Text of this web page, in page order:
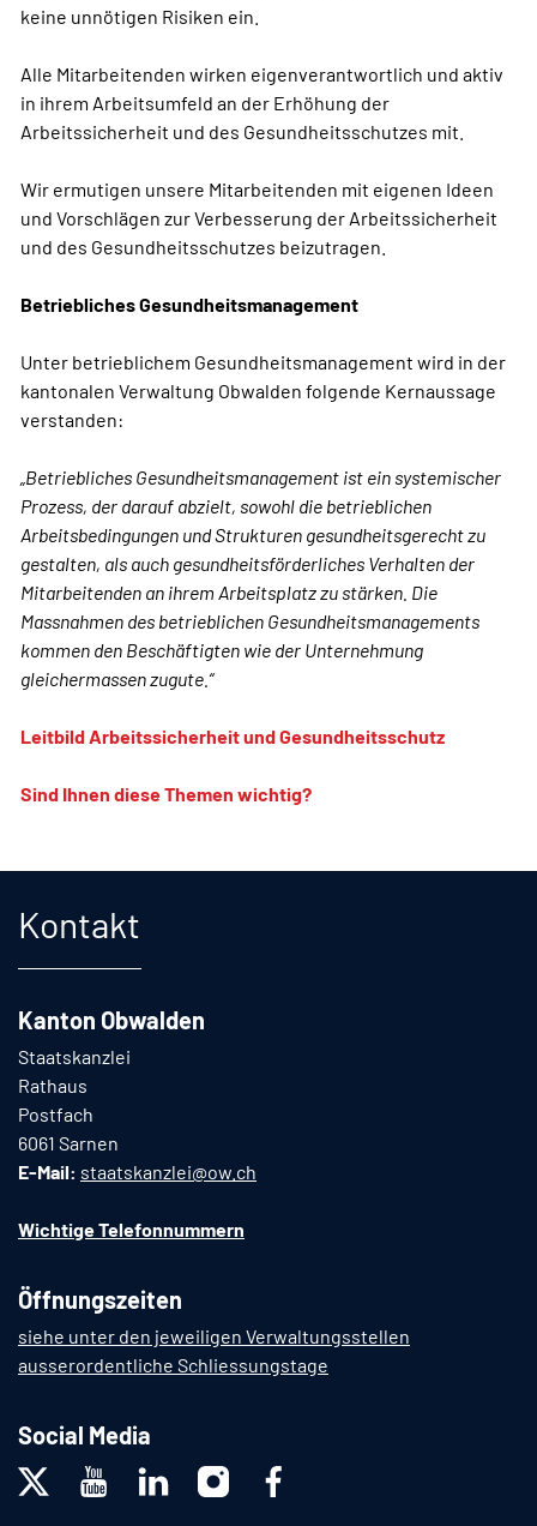
keine unnötigen Risiken ein.
Alle Mitarbeitenden wirken eigenverantwortlich und aktiv
in ihrem Arbeitsumfeld an der Erhöhung der
Arbeitssicherheit und des Gesundheitsschutzes mit.
Wir ermutigen unsere Mitarbeitenden mit eigenen Ideen
und Vorschlägen zur Verbesserung der Arbeitssicherheit
und des Gesundheitsschutzes beizutragen.
Betriebliches Gesundheitsmanagement
Unter betrieblichem Gesundheitsmanagement wird in der
kantonalen Verwaltung Obwalden folgende Kernaussage
verstanden:
„Betriebliches Gesundheitsmanagement ist ein systemischer
Prozess, der darauf abzielt, sowohl die betrieblichen
Arbeitsbedingungen und Strukturen gesundheitsgerecht zu
gestalten, als auch gesundheitsförderliches Verhalten der
Mitarbeitenden an ihrem Arbeitsplatz zu stärken. Die
Massnahmen des betrieblichen Gesundheitsmanagements
kommen den Beschäftigten wie der Unternehmung
gleichermassen zugute.“
Leitbild Arbeitssicherheit und Gesundheitsschutz
Sind Ihnen diese Themen wichtig?
Kontakt
Kanton Obwalden
Staatskanzlei
Rathaus
Postfach
6061 Sarnen
E-Mail: staatskanzlei@ow.ch
Wichtige Telefonnummern
Öffnungszeiten
siehe unter den jeweiligen Verwaltungsstellen
ausserordentliche Schliessungstage
Social Media